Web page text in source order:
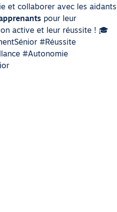
et collaborer avec les aidants
pour leur
active et leur réussite ! 🎓
#Réussite
#Autonomie